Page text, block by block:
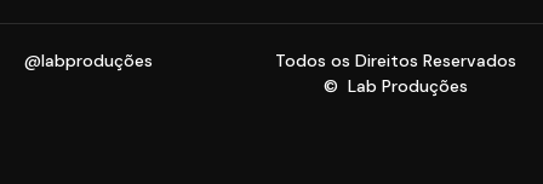
Todos os Direitos Reservados
© Lab Produções
@labproduções